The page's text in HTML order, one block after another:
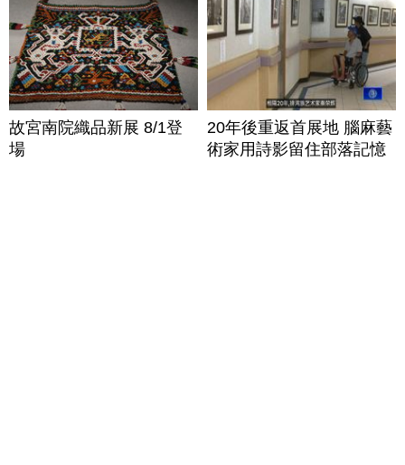
故宮南院織品新展 8/1登
場
20年後重返首展地 腦麻藝
術家用詩影留住部落記憶